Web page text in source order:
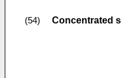
(54) Concentrated